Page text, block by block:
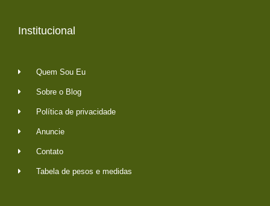
Institucional
Quem Sou Eu
Sobre o Blog
Política de privacidade
Anuncie
Contato
Tabela de pesos e medidas